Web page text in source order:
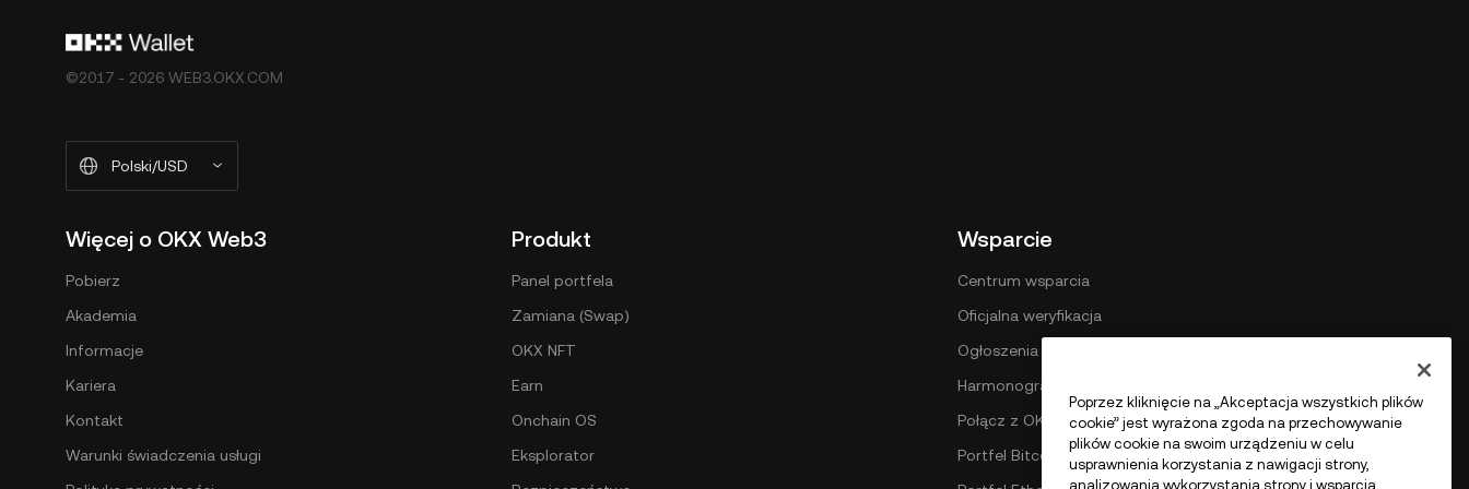
©2017 - 2026 WEB3.OKX.COM
Polski/USD
Więcej o OKX Web3
Pobierz
Akademia
Informacje
Kariera
Kontakt
Warunki świadczenia usługi
Produkt
Panel portfela
Zamiana (Swap)
OKX NFT
Earn
Onchain OS
Eksplorator
Wsparcie
Centrum wsparcia
Oficjalna weryfikacja
Ogłoszenia
Harmonogram opłat DEX
Połącz z OKX
Portfel Bitcoin
Poprzez kliknięcie na „Akceptacja wszystkich plików
cookie” jest wyrażona zgoda na przechowywanie
plików cookie na swoim urządzeniu w celu
usprawnienia korzystania z nawigacji strony,
analizowania wykorzystania strony i wsparcia